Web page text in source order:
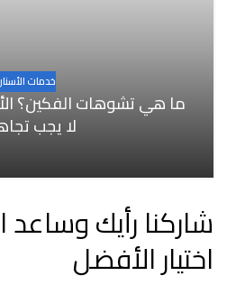
خدمات
ما هي تشوهات الفكين؟
لا يجب
شاركنا رأيك وساعد
اختيار الأفضل